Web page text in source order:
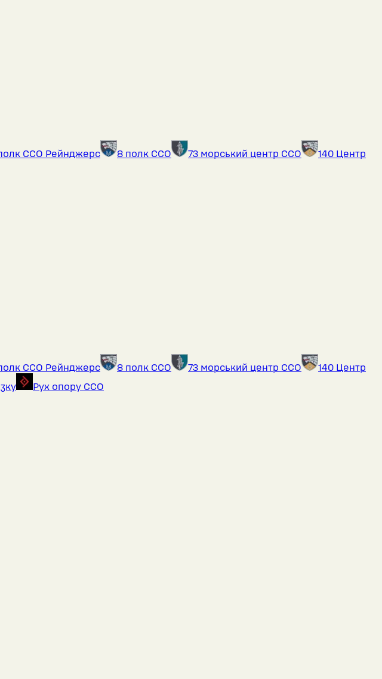
ССО Рейнджерс 8 полк ССО 73 морський центр ССО
140 Центр
ССО Рейнджерс 8 полк ССО 73 морський центр ССО
140 Центр
Рух опору ССО